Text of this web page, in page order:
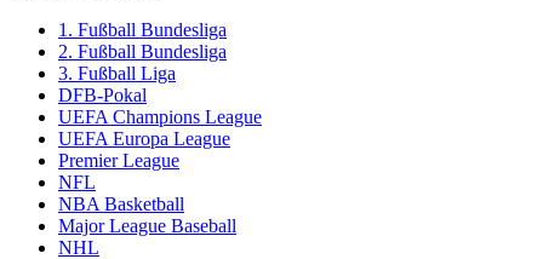
1. Fußball Bundesliga
2. Fußball Bundesliga
3. Fußball Liga
DFB-Pokal
UEFA Champions League
UEFA Europa League
Premier League
NFL
NBA Basketball
Major League Baseball
NHL